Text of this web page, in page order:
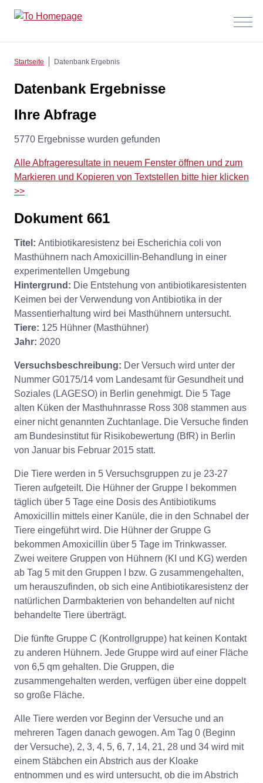
Menü
Startseite Datenbank Ergebnis
Datenbank Ergebnisse
Ihre Abfrage
5770 Ergebnisse wurden gefunden
Alle Abfrageresultate in neuem Fenster öffnen und zum
Markieren und Kopieren von Textstellen bitte hier klicken
>>
Dokument 661
Titel: Antibiotikaresistenz bei Escherichia coli von
Masthühnern nach Amoxicillin-Behandlung in einer
experimentellen Umgebung
Hintergrund: Die Entstehung von antibiotikaresistenten
Keimen bei der Verwendung von Antibiotika in der
Massentierhaltung wird bei Masthühnern untersucht.
Tiere: 125 Hühner (Masthühner)
Jahr: 2020
Versuchsbeschreibung: Der Versuch wird unter der
Nummer G0175/14 vom Landesamt für Gesundheit und
Soziales (LAGESO) in Berlin genehmigt. Die 5 Tage
alten Küken der Masthuhnrasse Ross 308 stammen aus
einer nicht genannten Zuchtanlage. Die Versuche finden
am Bundesinstitut für Risikobewertung (BfR) in Berlin
von Januar bis Februar 2015 statt.
Die Tiere werden in 5 Versuchsgruppen zu je 23-27
Tieren aufgeteilt. Die Hühner der Gruppe I bekommen
täglich über 5 Tage eine Dosis des Antibiotikums
Amoxicillin mittels einer Kanüle, die in den Schnabel der
Tiere eingeführt wird. Die Hühner der Gruppe G
bekommen Amoxicillin über 5 Tage im Trinkwasser.
Zwei weitere Gruppen von Hühnern (KI und KG) werden
ab Tag 5 mit den Gruppen I bzw. G zusammengehalten,
um herauszufinden, ob sich eine Antibiotikaresistenz der
natürlichen Darmbakterien von behandelten auf nicht
behandelte Tiere überträgt.
Die fünfte Gruppe C (Kontrollgruppe) hat keinen Kontakt
zu anderen Hühnern. Jede Gruppe wird auf einer Fläche
von 6,5 qm gehalten. Die Gruppen, die
zusammengehalten werden, verfügen über eine doppelt
so große Fläche.
Alle Tiere werden vor Beginn der Versuche und an
mehreren Tagen danach gewogen. Am Tag 0 (Beginn
der Versuche), 2, 3, 4, 5, 6, 7, 14, 21, 28 und 34 wird mit
einem Stäbchen ein Abstrich aus der Kloake
entnommen und es wird untersucht, ob die im Abstrich